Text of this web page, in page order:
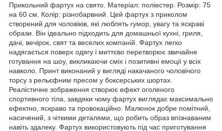
Прикольний фартух на свято. Матеріал: поліестер. Розмір: 75
на 60 см. Колір: різнобарвний. Цей фартух з приколом
створений для чоловіків, які люблять гумор, увагу та яскраві
образи. Він ідеально підходить для домашньої кухні, гриля,
дачі, вечірок, свят та веселих компаній. Фартух легко
надягається поверх одягу і миттєво перетворює звичайне
готування на шоу, викликаючи сміх і позитивні емоції у всіх
навколо. Принт виконаний у вигляді накачаного чоловічого
торсу з рельєфним пресом у боксерських шортах.
Реалістичне зображення створює ефект оголеного
спортивного тіла, завдяки чому фартух виглядає максимально
ефектно, яскраво та провокаційно. Малюнок добре помітний,
насичений, з чіткими деталями, що робить образ впізнаваним
навіть здалеку. Фартух використовують під час приготування